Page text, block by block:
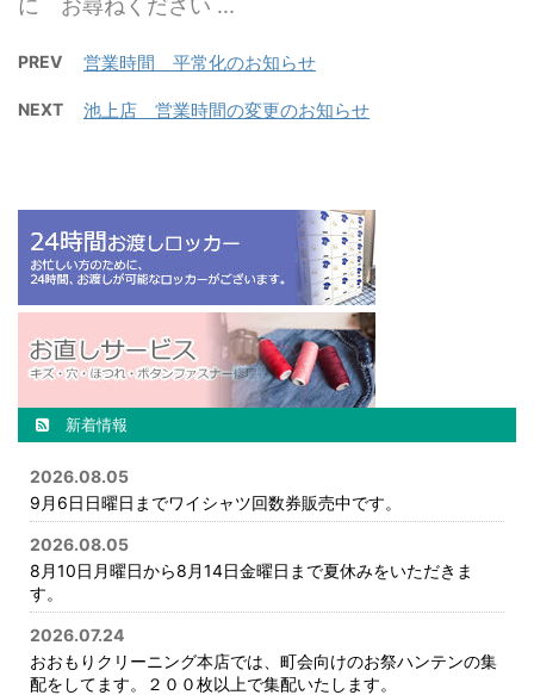
に お尋ねください ...
PREV 営業時間 平常化のお知らせ
NEXT 池上店 営業時間の変更のお知らせ
新着情報
2026.08.05
9月6日日曜日までワイシャツ回数券販売中です。
2026.08.05
8月10日月曜日から8月14日金曜日まで夏休みをいただきま
す。
2026.07.24
おおもりクリーニング本店では、町会向けのお祭ハンテンの集
配をしてます。２００枚以上で集配いたします。